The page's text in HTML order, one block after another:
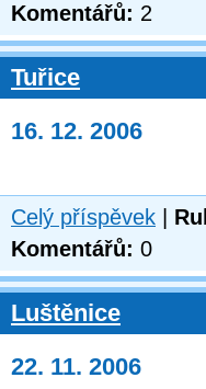
Komentářů: 2
Tuřice
16. 12. 2006
Celý příspěvek
Komentářů: 0
Luštěnice
22. 11. 2006